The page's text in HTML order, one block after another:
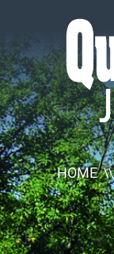
Quarter
Horse
Journal
HOME